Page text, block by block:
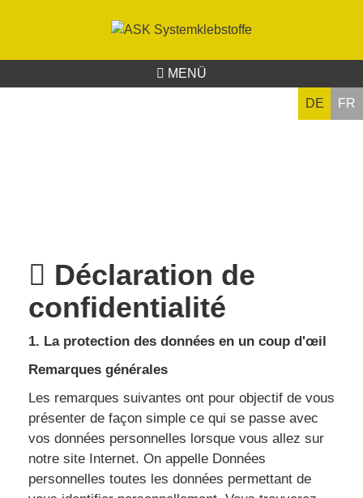
MENÜ
DE FR
Déclaration de
confidentialité
1. La protection des données en un coup d'œil
Remarques générales
Les remarques suivantes ont pour objectif de vous
présenter de façon simple ce qui se passe avec
vos données personnelles lorsque vous allez sur
notre site Internet. On appelle Données
personnelles toutes les données permettant de